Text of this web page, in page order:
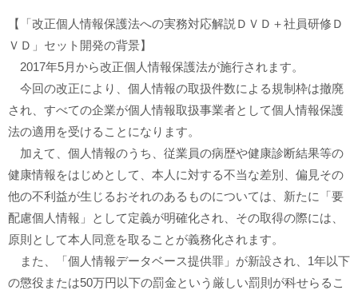
【「改正個人情報保護法への実務対応解説ＤＶＤ＋社員研修Ｄ
ＶＤ」セット開発の背景】
2017年5月から改正個人情報保護法が施行されます。
今回の改正により、個人情報の取扱件数による規制枠は撤廃
され、すべての企業が個人情報取扱事業者として個人情報保護
法の適用を受けることになります。
加えて、個人情報のうち、従業員の病歴や健康診断結果等の
健康情報をはじめとして、本人に対する不当な差別、偏見その
他の不利益が生じるおそれのあるものについては、新たに「要
配慮個人情報」として定義が明確化され、その取得の際には、
原則として本人同意を取ることが義務化されます。
また、「個人情報データベース提供罪」が新設され、1年以下
の懲役または50万円以下の罰金という厳しい罰則が科せらるこ